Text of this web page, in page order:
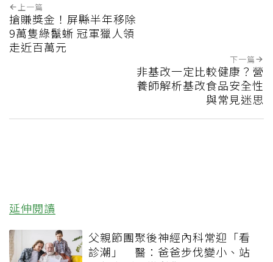
上一篇
搶賺獎金！屏縣半年移除
9萬隻綠鬣蜥 冠軍獵人領
走近百萬元
下一篇
非基改一定比較健康？營
養師解析基改食品安全性
與常見迷思
延伸閱讀
父親節團聚後神經內科常迎「看
診潮」 醫：爸爸步伐變小、站